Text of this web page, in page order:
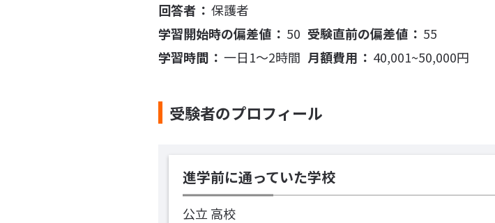
回答者
保護者
学習開始時の偏差値
50 受験直前の偏差値
55
学習時間
一日1〜2時間 月額費用 40,001~50,000円
受験者のプロフィール
進学前に通っていた学校
公立 高校